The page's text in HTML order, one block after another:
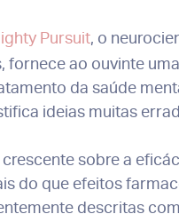
Pursuit, o
ao ouvinte
da saúde
ideias muitas
sobre a
do que efeitos
descritas